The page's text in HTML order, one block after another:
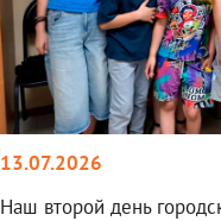
13.07.2026
Наш второй день